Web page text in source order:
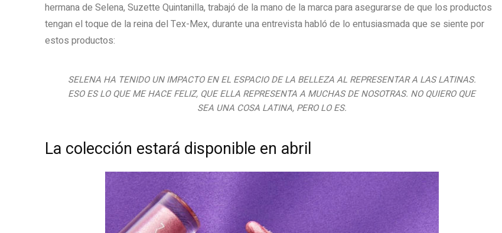
hermana de Selena, Suzette Quintanilla, trabajó de la mano de la marca para asegurarse de que los productos
tengan el toque de la reina del Tex-Mex, durante una entrevista habló de lo entusiasmada que se siente por
estos productos:
SELENA HA TENIDO UN IMPACTO EN EL ESPACIO DE LA BELLEZA AL REPRESENTAR A LAS LATINAS.
ESO ES LO QUE ME HACE FELIZ, QUE ELLA REPRESENTA A MUCHAS DE NOSOTRAS. NO QUIERO QUE
SEA UNA COSA LATINA, PERO LO ES.
La colección estará disponible en abril